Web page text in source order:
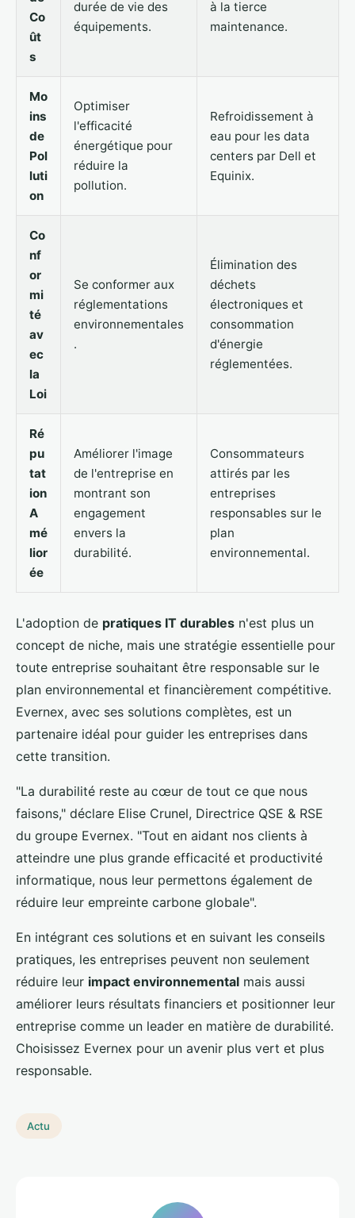
Co
ût
s
durée de vie des
équipements.
à la tierce
maintenance.
Mo
ins
de
Pol
luti
on
Optimiser
l'efficacité
énergétique pour
réduire la
pollution.
Refroidissement à
eau pour les data
centers par Dell et
Equinix.
Co
nf
or
mi
té
av
ec
la
Loi
Se conformer aux
réglementations
environnementales
.
Élimination des
déchets
électroniques et
consommation
d'énergie
réglementées.
Ré
pu
tat
ion
A
mé
lior
ée
Améliorer l'image
de l'entreprise en
montrant son
engagement
envers la
durabilité.
Consommateurs
attirés par les
entreprises
responsables sur le
plan
environnemental.
L'adoption de pratiques IT durables n'est plus un
concept de niche, mais une stratégie essentielle pour
toute entreprise souhaitant être responsable sur le
plan environnemental et financièrement compétitive.
Evernex, avec ses solutions complètes, est un
partenaire idéal pour guider les entreprises dans
cette transition.
"La durabilité reste au cœur de tout ce que nous
faisons," déclare Elise Crunel, Directrice QSE & RSE
du groupe Evernex. "Tout en aidant nos clients à
atteindre une plus grande efficacité et productivité
informatique, nous leur permettons également de
réduire leur empreinte carbone globale".
En intégrant ces solutions et en suivant les conseils
pratiques, les entreprises peuvent non seulement
réduire leur impact environnemental mais aussi
améliorer leurs résultats financiers et positionner leur
entreprise comme un leader en matière de durabilité.
Choisissez Evernex pour un avenir plus vert et plus
responsable.
Actu